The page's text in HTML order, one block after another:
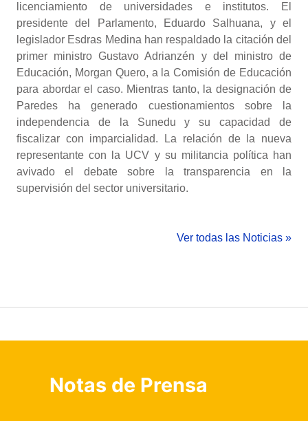
licenciamiento de universidades e institutos. El
presidente del Parlamento, Eduardo Salhuana, y el
legislador Esdras Medina han respaldado la citación del
primer ministro Gustavo Adrianzén y del ministro de
Educación, Morgan Quero, a la Comisión de Educación
para abordar el caso. Mientras tanto, la designación de
Paredes ha generado cuestionamientos sobre la
independencia de la Sunedu y su capacidad de
fiscalizar con imparcialidad. La relación de la nueva
representante con la UCV y su militancia política han
avivado el debate sobre la transparencia en la
supervisión del sector universitario.
Ver todas las Noticias »
Notas de Prensa